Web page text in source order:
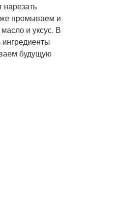
промываем и
и уксус. В
будущую